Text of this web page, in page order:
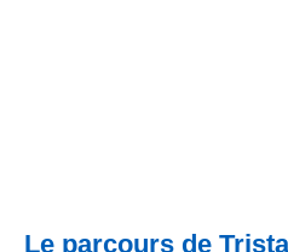
Le parcours de